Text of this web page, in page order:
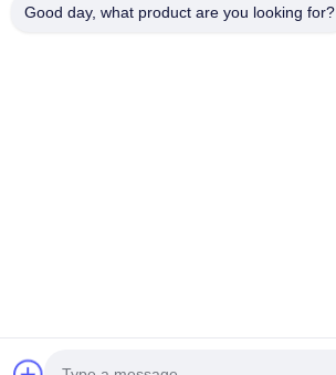
Wählen Sie Dateien aus
Good day, what product are you looking for?